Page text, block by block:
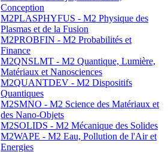
Conception
M2PLASPHYFUS - M2 Physique des
Plasmas et de la Fusion
M2PROBFIN - M2 Probabilités et
Finance
M2QNSLMT - M2 Quantique, Lumière,
Matériaux et Nanosciences
M2QUANTDEV - M2 Dispositifs
Quantiques
M2SMNO - M2 Science des Matériaux et
des Nano-Objets
M2SOLIDS - M2 Mécanique des Solides
M2WAPE - M2 Eau, Pollution de l'Air et
Energies